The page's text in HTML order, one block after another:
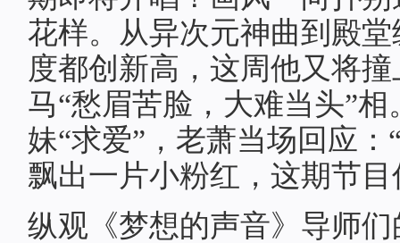
花样。从异次元神曲到殿
度都创新高，这周他又将
马“愁眉苦脸，大难当头”
妹“求爱”，老萧当场回应
飘出一片小粉红，这期节
纵观《梦想的声音》导师